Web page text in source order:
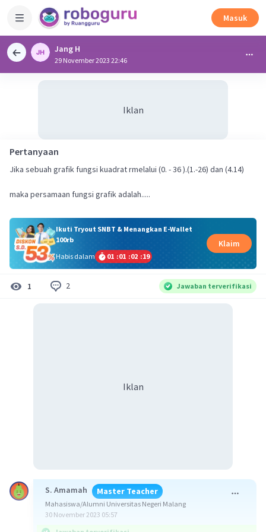
Masuk
Jang H
29 November 2023 22:46
Iklan
Pertanyaan
Jika sebuah grafik fungsi kuadrat rmelalui (0. - 36 ).(1.-26) dan (4.14)
maka persamaan fungsi grafik adalah.....
Ikuti Tryout SNBT & Menangkan E-Wallet
100rb
Habis dalam
01 :01 :02 :18
Klaim
1 2 Jawaban terverifikasi
Iklan
S. Amamah Master Teacher
Mahasiswa/Alumni Universitas Negeri Malang
30 November 2023 05:57